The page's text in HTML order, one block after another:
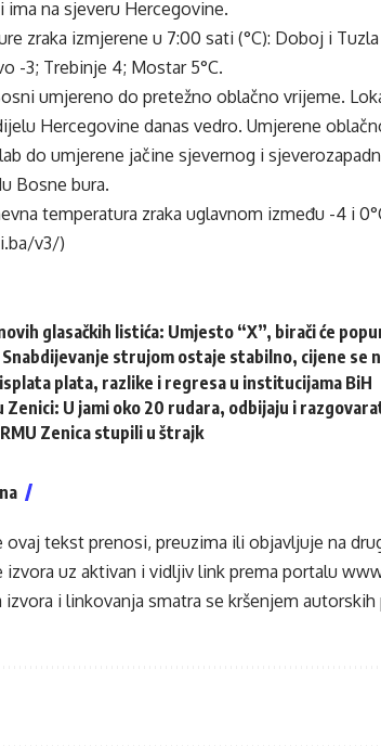
ima na sjeveru Hercegovine.
zraka izmjerene u 7:00 sati (°C): Doboj i
-3; Trebinje 4; Mostar 5°C.
umjereno do pretežno oblačno vrijeme.
Hercegovine danas vedro. Umjerene
do umjerene jačine sjevernog i
Bosne bura.
temperatura zraka uglavnom između -4 i
v3/)
glasačkih listića: Umjesto “X”, birači će
Snabdijevanje strujom ostaje stabilno, cijene se
plata, razlike i regresa u institucijama BiH
Zenici: U jami oko 20 rudara, odbijaju i
Zenica stupili u štrajk
ovaj tekst prenosi, preuzima ili objavljuje na
izvora uz aktivan i vidljiv link prema portalu
izvora i linkovanja smatra se kršenjem autorskih